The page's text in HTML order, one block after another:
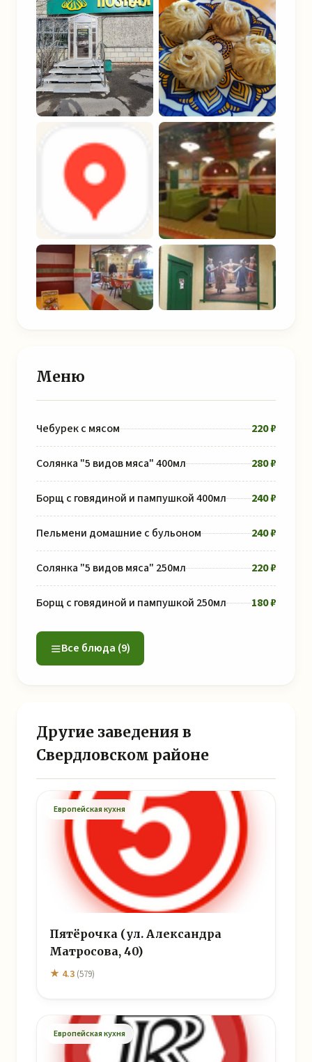
Меню
Чебурек с мясом 220 ₽
Солянка "5 видов мяса" 400мл 280 ₽
Борщ с говядиной и пампушкой 400мл 240 ₽
Пельмени домашние с бульоном 240 ₽
Солянка "5 видов мяса" 250мл 220 ₽
Борщ с говядиной и пампушкой 250мл 180 ₽
Все блюда (9)
Другие заведения в
Свердловском районе
Европейская кухня
Пятёрочка (ул. Александра
Матросова, 40)
★ 4.3 (579)
Европейская кухня